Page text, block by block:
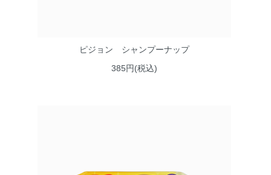
ピジョン シャンプーナップ
385円(税込)